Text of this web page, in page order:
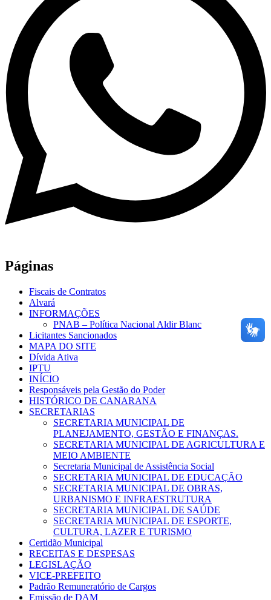
Páginas
Fiscais de Contratos
Alvará
INFORMAÇÕES
PNAB – Política Nacional Aldir Blanc
Licitantes Sancionados
MAPA DO SITE
Dívida Ativa
IPTU
INÍCIO
Responsáveis pela Gestão do Poder
HISTÓRICO DE CANARANA
SECRETARIAS
SECRETARIA MUNICIPAL DE
PLANEJAMENTO, GESTÃO E FINANÇAS.
SECRETARIA MUNICIPAL DE AGRICULTURA E
MEIO AMBIENTE
Secretaria Municipal de Assistência Social
SECRETARIA MUNICIPAL DE EDUCAÇÃO
SECRETARIA MUNICIPAL DE OBRAS,
URBANISMO E INFRAESTRUTURA
SECRETARIA MUNICIPAL DE SAÚDE
SECRETARIA MUNICIPAL DE ESPORTE,
CULTURA, LAZER E TURISMO
Certidão Municipal
RECEITAS E DESPESAS
LEGISLAÇÃO
VICE-PREFEITO
Padrão Remuneratório de Cargos
Emissão de DAM